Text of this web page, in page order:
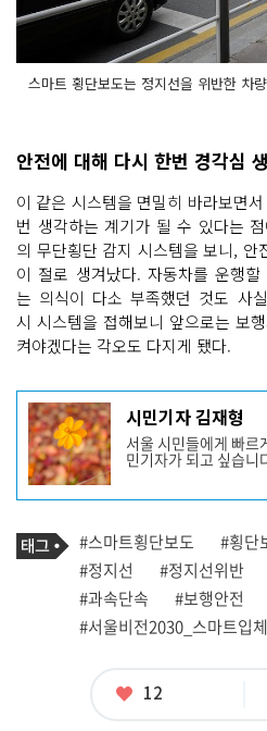
스마트 횡단보도는 정지선을 위반한 차
안전에 대해 다시 한번 경각심
이 같은 시스템을 면밀히 바라보면
번 생각하는 계기가 될 수 있다는
의 무단횡단 감지 시스템을 보니, 안
이 절로 생겨났다. 자동차를 운행
는 의식이 다소 부족했던 것도 사
시 시스템을 접해보니 앞으로는 보
켜야겠다는 각오도 다지게 됐다.
기
사
작
성
자
프
필
시민기자 김재형
서울 시민들에게 빠르
민기자가 되고 싶습니
기
사
관
련
태
그
태
그
#스마트횡단보도 #횡단
#정지선
#정지선위반
#과속단속
#보행안전
#서울비전2030_스마트입
좋
12